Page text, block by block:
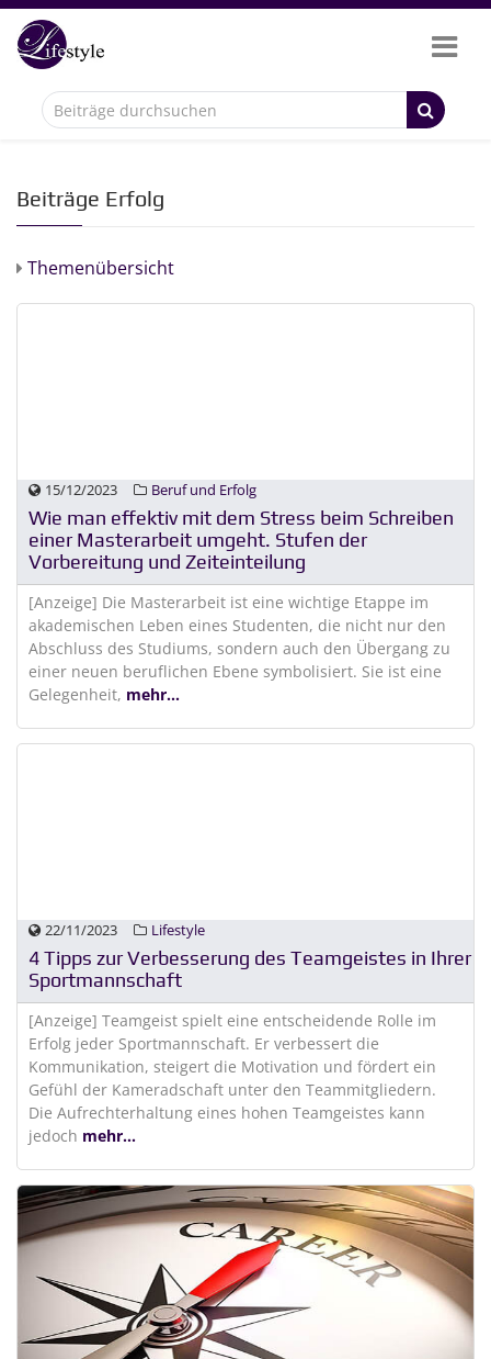
Beiträge Erfolg
Themenübersicht
15/12/2023 Beruf und Erfolg
Wie man effektiv mit dem Stress beim Schreiben
einer Masterarbeit umgeht. Stufen der
Vorbereitung und Zeiteinteilung
[Anzeige] Die Masterarbeit ist eine wichtige Etappe im
akademischen Leben eines Studenten, die nicht nur den
Abschluss des Studiums, sondern auch den Übergang zu
einer neuen beruflichen Ebene symbolisiert. Sie ist eine
Gelegenheit, mehr...
22/11/2023 Lifestyle
4 Tipps zur Verbesserung des Teamgeistes in Ihrer
Sportmannschaft
[Anzeige] Teamgeist spielt eine entscheidende Rolle im
Erfolg jeder Sportmannschaft. Er verbessert die
Kommunikation, steigert die Motivation und fördert ein
Gefühl der Kameradschaft unter den Teammitgliedern.
Die Aufrechterhaltung eines hohen Teamgeistes kann
jedoch mehr...